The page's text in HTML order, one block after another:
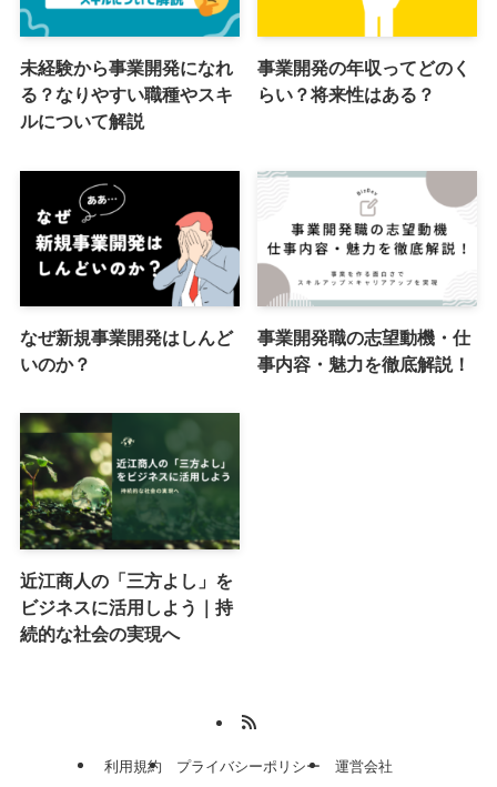
未経験から事業開発になれ
る？なりやすい職種やスキ
ルについて解説
事業開発の年収ってどのく
らい？将来性はある？
なぜ新規事業開発はしんど
いのか？
事業開発職の志望動機・仕
事内容・魅力を徹底解説！
近江商人の「三方よし」を
ビジネスに活用しよう｜持
続的な社会の実現へ
利用規約 プライバシーポリシー 運営会社